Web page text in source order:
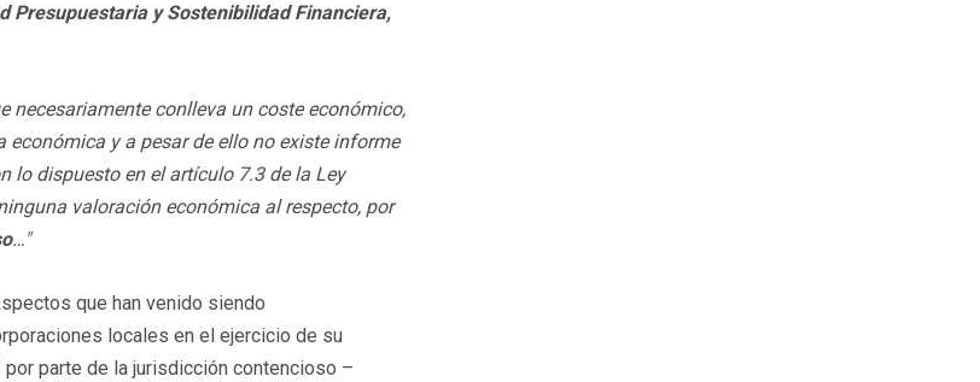
Presupuestaria y Sostenibilidad Financiera,
necesariamente conlleva un coste económico,
y a pesar de ello no existe informe
lo dispuesto en el artículo 7.3 de la Ley
valoración económica al respecto, por
…"
que han venido siendo
locales en el ejercicio de su
parte de la jurisdicción contencioso –